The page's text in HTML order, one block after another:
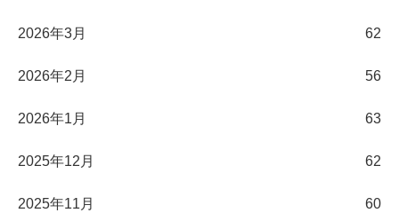
2026年3月 62
2026年2月 56
2026年1月 63
2025年12月 62
2025年11月 60